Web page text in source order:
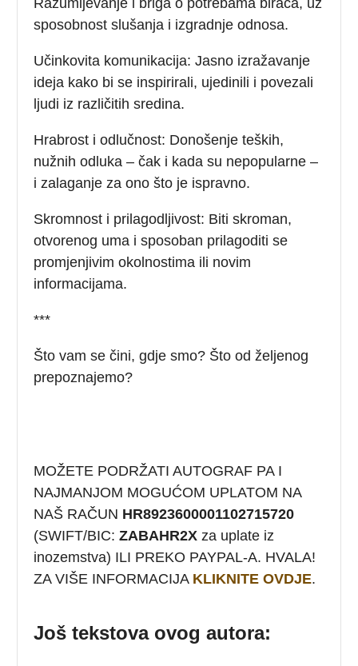
sposobnost slušanja i izgradnje odnosa.
Učinkovita komunikacija: Jasno izražavanje
ideja kako bi se inspirirali, ujedinili i povezali
ljudi iz različitih sredina.
Hrabrost i odlučnost: Donošenje teških,
nužnih odluka – čak i kada su nepopularne –
i zalaganje za ono što je ispravno.
Skromnost i prilagodljivost: Biti skroman,
otvorenog uma i sposoban prilagoditi se
promjenjivim okolnostima ili novim
informacijama.
***
Što vam se čini, gdje smo? Što od željenog
prepoznajemo?
MOŽETE PODRŽATI AUTOGRAF PA I
NAJMANJOM MOGUĆOM UPLATOM NA
NAŠ RAČUN HR8923600001102715720
(SWIFT/BIC: ZABAHR2X za uplate iz
inozemstva) ILI PREKO PAYPAL-A. HVALA!
ZA VIŠE INFORMACIJA KLIKNITE OVDJE.
Još tekstova ovog autora: